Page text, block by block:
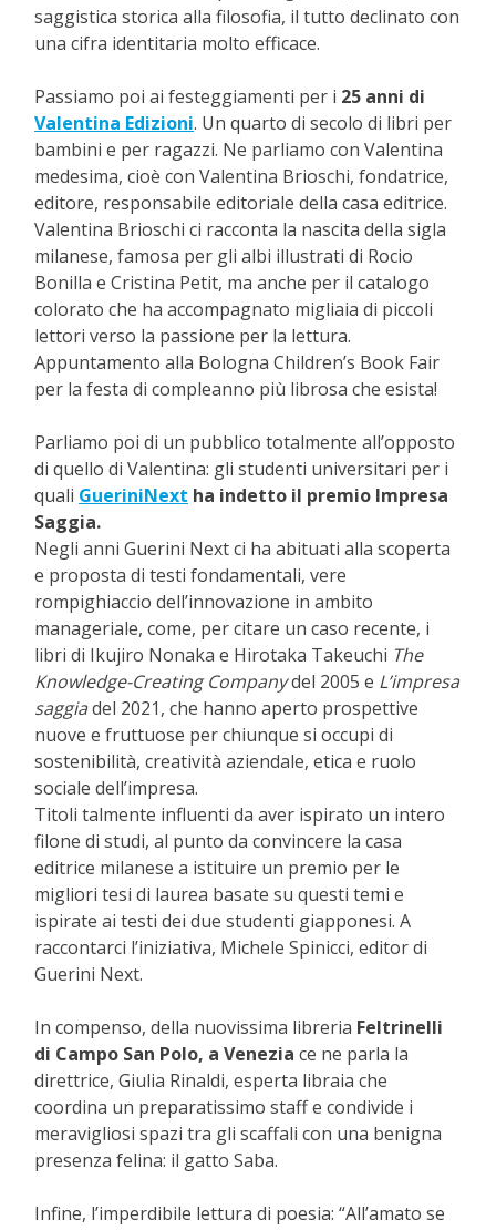
saggistica storica alla filosofia, il tutto declinato con
una cifra identitaria molto efficace.
Passiamo poi ai festeggiamenti per i 25 anni di
Valentina Edizioni. Un quarto di secolo di libri per
bambini e per ragazzi. Ne parliamo con Valentina
medesima, cioè con Valentina Brioschi, fondatrice,
editore, responsabile editoriale della casa editrice.
Valentina Brioschi ci racconta la nascita della sigla
milanese, famosa per gli albi illustrati di Rocio
Bonilla e Cristina Petit, ma anche per il catalogo
colorato che ha accompagnato migliaia di piccoli
lettori verso la passione per la lettura.
Appuntamento alla Bologna Children’s Book Fair
per la festa di compleanno più librosa che esista!
Parliamo poi di un pubblico totalmente all’opposto
di quello di Valentina: gli studenti universitari per i
quali GueriniNext ha indetto il premio Impresa
Saggia.
Negli anni Guerini Next ci ha abituati alla scoperta
e proposta di testi fondamentali, vere
rompighiaccio dell’innovazione in ambito
manageriale, come, per citare un caso recente, i
libri di Ikujiro Nonaka e Hirotaka Takeuchi The
Knowledge-Creating Companydel 2005 e L’impresa
saggiadel 2021, che hanno aperto prospettive
nuove e fruttuose per chiunque si occupi di
sostenibilità, creatività aziendale, etica e ruolo
sociale dell’impresa.
Titoli talmente influenti da aver ispirato un intero
filone di studi, al punto da convincere la casa
editrice milanese a istituire un premio per le
migliori tesi di laurea basate su questi temi e
ispirate ai testi dei due studenti giapponesi. A
raccontarci l’iniziativa, Michele Spinicci, editor di
Guerini Next.
In compenso, della nuovissima libreria Feltrinelli
di Campo San Polo, a Venezia ce ne parla la
direttrice, Giulia Rinaldi, esperta libraia che
coordina un preparatissimo staff e condivide i
meravigliosi spazi tra gli scaffali con una benigna
presenza felina: il gatto Saba.
Infine, l’imperdibile lettura di poesia: “All’amato se